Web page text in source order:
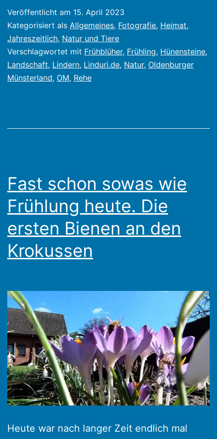
Münsterland,
die
Natur
erwacht
Veröffentlicht am 15. April 2023
Kategorisiert als Allgemeines, Fotografie, Heimat,
Jahreszeitlich, Natur und Tiere
Verschlagwortet mit Frühblüher, Frühling, Hünensteine,
Landschaft, Lindern, Linduri.de, Natur, Oldenburger
Münsterland, OM, Rehe
Fast schon sowas wie
Frühlung heute. Die
ersten Bienen an den
Krokussen
Heute war nach langer Zeit endlich mal